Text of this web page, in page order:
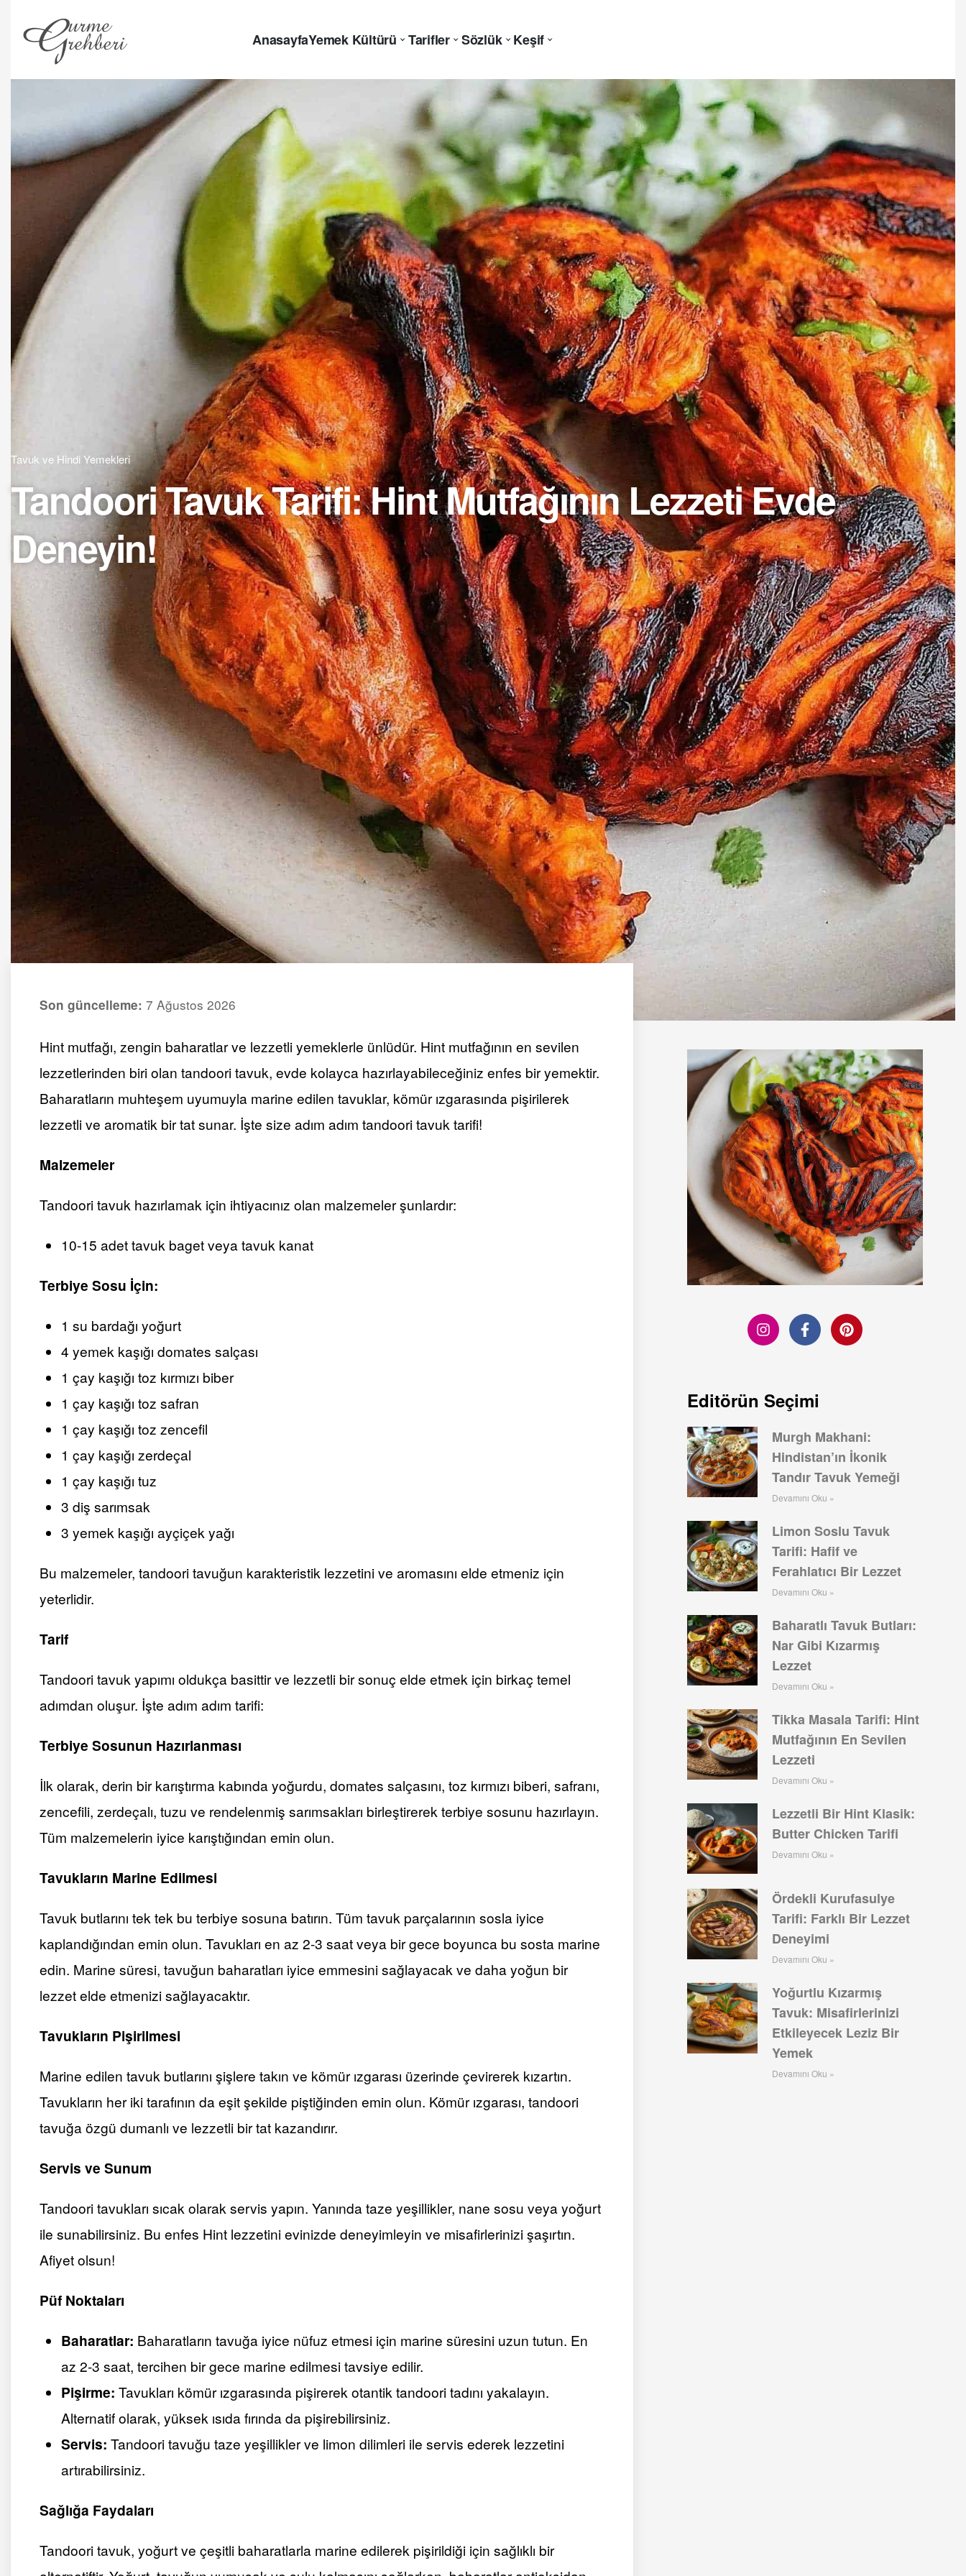
AnasayfaYemek Kültürü Tarifler Sözlük Keşif
Tavuk ve Hindi Yemekleri
Tandoori Tavuk Tarifi: Hint Mutfağının Lezzeti Evde
Deneyin!
Son güncelleme: 7 Ağustos 2026
Hint mutfağı, zengin baharatlar ve lezzetli yemeklerle ünlüdür. Hint mutfağının en sevilen
lezzetlerinden biri olan tandoori tavuk, evde kolayca hazırlayabileceğiniz enfes bir yemektir.
Baharatların muhteşem uyumuyla marine edilen tavuklar, kömür ızgarasında pişirilerek
lezzetli ve aromatik bir tat sunar. İşte size adım adım tandoori tavuk tarifi!
Malzemeler
Tandoori tavuk hazırlamak için ihtiyacınız olan malzemeler şunlardır:
10-15 adet tavuk baget veya tavuk kanat
Terbiye Sosu İçin:
1 su bardağı yoğurt
4 yemek kaşığı domates salçası
1 çay kaşığı toz kırmızı biber
1 çay kaşığı toz safran
1 çay kaşığı toz zencefil
1 çay kaşığı zerdeçal
1 çay kaşığı tuz
3 diş sarımsak
3 yemek kaşığı ayçiçek yağı
Bu malzemeler, tandoori tavuğun karakteristik lezzetini ve aromasını elde etmeniz için
yeterlidir.
Tarif
Tandoori tavuk yapımı oldukça basittir ve lezzetli bir sonuç elde etmek için birkaç temel
adımdan oluşur. İşte adım adım tarifi:
Terbiye Sosunun Hazırlanması
İlk olarak, derin bir karıştırma kabında yoğurdu, domates salçasını, toz kırmızı biberi, safranı,
zencefili, zerdeçalı, tuzu ve rendelenmiş sarımsakları birleştirerek terbiye sosunu hazırlayın.
Tüm malzemelerin iyice karıştığından emin olun.
Tavukların Marine Edilmesi
Tavuk butlarını tek tek bu terbiye sosuna batırın. Tüm tavuk parçalarının sosla iyice
kaplandığından emin olun. Tavukları en az 2-3 saat veya bir gece boyunca bu sosta marine
edin. Marine süresi, tavuğun baharatları iyice emmesini sağlayacak ve daha yoğun bir
lezzet elde etmenizi sağlayacaktır.
Tavukların Pişirilmesi
Marine edilen tavuk butlarını şişlere takın ve kömür ızgarası üzerinde çevirerek kızartın.
Tavukların her iki tarafının da eşit şekilde piştiğinden emin olun. Kömür ızgarası, tandoori
tavuğa özgü dumanlı ve lezzetli bir tat kazandırır.
Servis ve Sunum
Tandoori tavukları sıcak olarak servis yapın. Yanında taze yeşillikler, nane sosu veya yoğurt
ile sunabilirsiniz. Bu enfes Hint lezzetini evinizde deneyimleyin ve misafirlerinizi şaşırtın.
Afiyet olsun!
Püf Noktaları
Baharatlar: Baharatların tavuğa iyice nüfuz etmesi için marine süresini uzun tutun. En
az 2-3 saat, tercihen bir gece marine edilmesi tavsiye edilir.
Pişirme: Tavukları kömür ızgarasında pişirerek otantik tandoori tadını yakalayın.
Alternatif olarak, yüksek ısıda fırında da pişirebilirsiniz.
Servis: Tandoori tavuğu taze yeşillikler ve limon dilimleri ile servis ederek lezzetini
artırabilirsiniz.
Sağlığa Faydaları
Tandoori tavuk, yoğurt ve çeşitli baharatlarla marine edilerek pişirildiği için sağlıklı bir
Editörün Seçimi
Murgh Makhani:
Hindistan’ın İkonik
Tandır Tavuk Yemeği
Devamını Oku »
Limon Soslu Tavuk
Tarifi: Hafif ve
Ferahlatıcı Bir Lezzet
Devamını Oku »
Baharatlı Tavuk Butları:
Nar Gibi Kızarmış
Lezzet
Devamını Oku »
Tikka Masala Tarifi: Hint
Mutfağının En Sevilen
Lezzeti
Devamını Oku »
Lezzetli Bir Hint Klasik:
Butter Chicken Tarifi
Devamını Oku »
Ördekli Kurufasulye
Tarifi: Farklı Bir Lezzet
Deneyimi
Devamını Oku »
Yoğurtlu Kızarmış
Tavuk: Misafirlerinizi
Etkileyecek Leziz Bir
Yemek
Devamını Oku »